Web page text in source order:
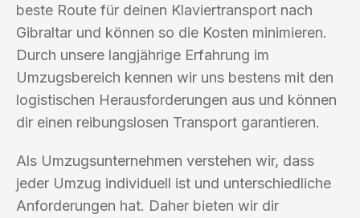
beste Route für deinen Klaviertransport nach
Gibraltar und können so die Kosten minimieren.
Durch unsere langjährige Erfahrung im
Umzugsbereich kennen wir uns bestens mit den
logistischen Herausforderungen aus und können
dir einen reibungslosen Transport garantieren.
Als Umzugsunternehmen verstehen wir, dass
jeder Umzug individuell ist und unterschiedliche
Anforderungen hat. Daher bieten wir dir